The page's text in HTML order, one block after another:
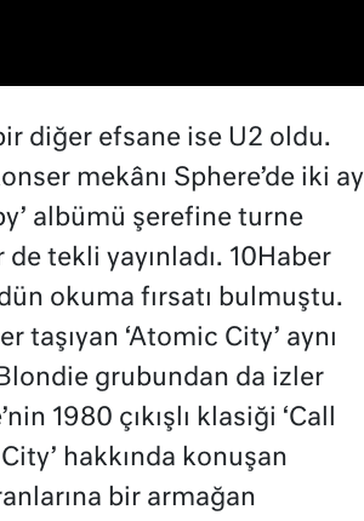
diğer efsane ise U2 oldu.
mekânı Sphere’de iki ay
albümü şerefine turne
tekli yayınladı. 10Haber
okuma fırsatı bulmuştu.
taşıyan ‘Atomic City’ aynı
grubundan da izler
1980 çıkışlı klasiği ‘Call
hakkında konuşan
bir armağan